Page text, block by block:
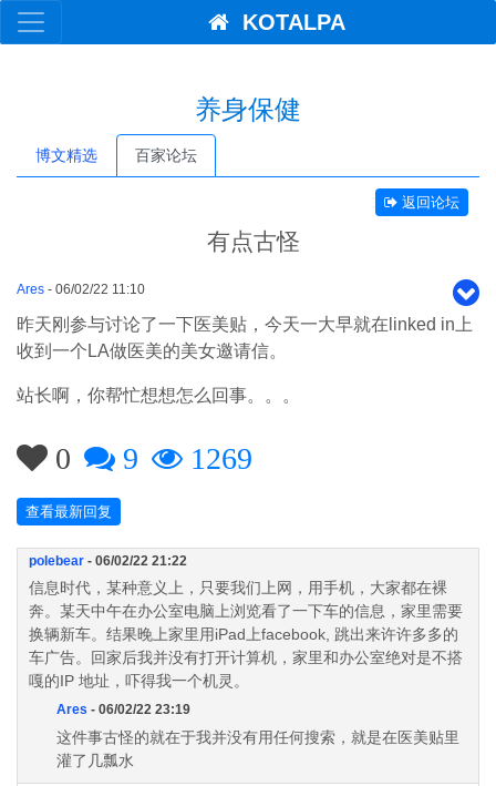
KOTALPA
养身保健
博文精选 百家论坛
返回论坛
有点古怪
Ares - 06/02/22 11:10
昨天刚参与讨论了一下医美贴，今天一大早就在linked in上
收到一个LA做医美的美女邀请信。
站长啊，你帮忙想想怎么回事。。。
0 9 1269
查看最新回复
polebear - 06/02/22 21:22
信息时代，某种意义上，只要我们上网，用手机，大家都在裸
奔。某天中午在办公室电脑上浏览看了一下车的信息，家里需要
换辆新车。结果晚上家里用iPad上facebook, 跳出来许许多多的
车广告。回家后我并没有打开计算机，家里和办公室绝对是不搭
嘎的IP 地址，吓得我一个机灵。
Ares - 06/02/22 23:19
这件事古怪的就在于我并没有用任何搜索，就是在医美贴里
灌了几瓢水